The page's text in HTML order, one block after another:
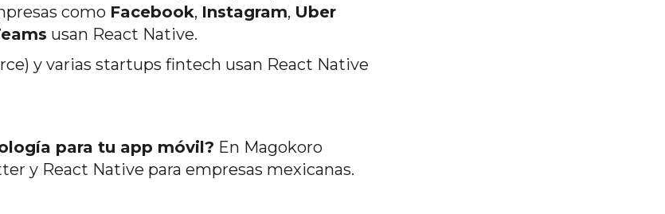
como Facebook, Instagram, Uber
usan React Native.
y varias startups fintech usan React Native
para tu app móvil? En Magokoro
y React Native para empresas mexicanas.